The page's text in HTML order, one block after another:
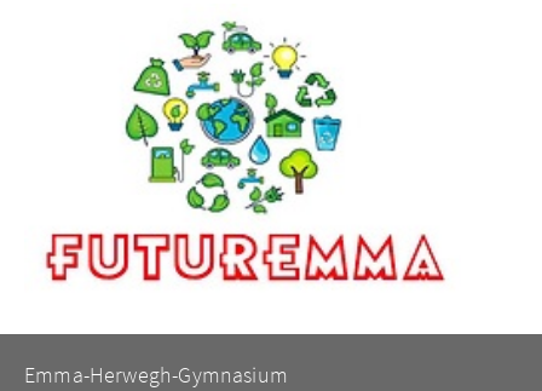
Emma-Herwegh-Gymnasium